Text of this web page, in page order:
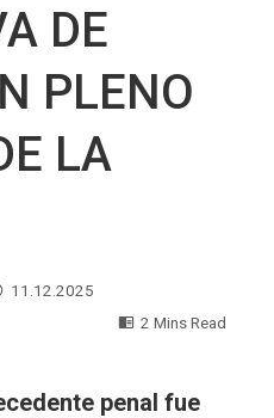
DE
PLENO
LA
11.12.2025
2 Mins Read
penal fue